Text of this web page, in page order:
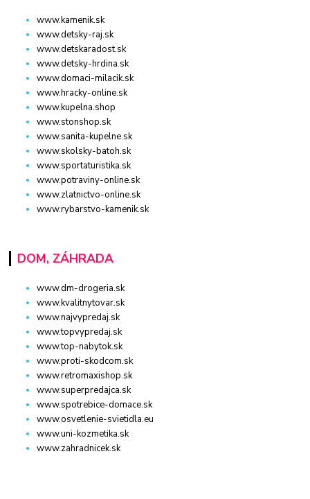
www.kamenik.sk
www.detsky-raj.sk
www.detskaradost.sk
www.detsky-hrdina.sk
www.domaci-milacik.sk
www.hracky-online.sk
www.kupelna.shop
www.stonshop.sk
www.sanita-kupelne.sk
www.skolsky-batoh.sk
www.sportaturistika.sk
www.potraviny-online.sk
www.zlatnictvo-online.sk
www.rybarstvo-kamenik.sk
DOM, ZÁHRADA
www.dm-drogeria.sk
www.kvalitnytovar.sk
www.najvypredaj.sk
www.topvypredaj.sk
www.top-nabytok.sk
www.proti-skodcom.sk
www.retromaxishop.sk
www.superpredajca.sk
www.spotrebice-domace.sk
www.osvetlenie-svietidla.eu
www.uni-kozmetika.sk
www.zahradnicek.sk